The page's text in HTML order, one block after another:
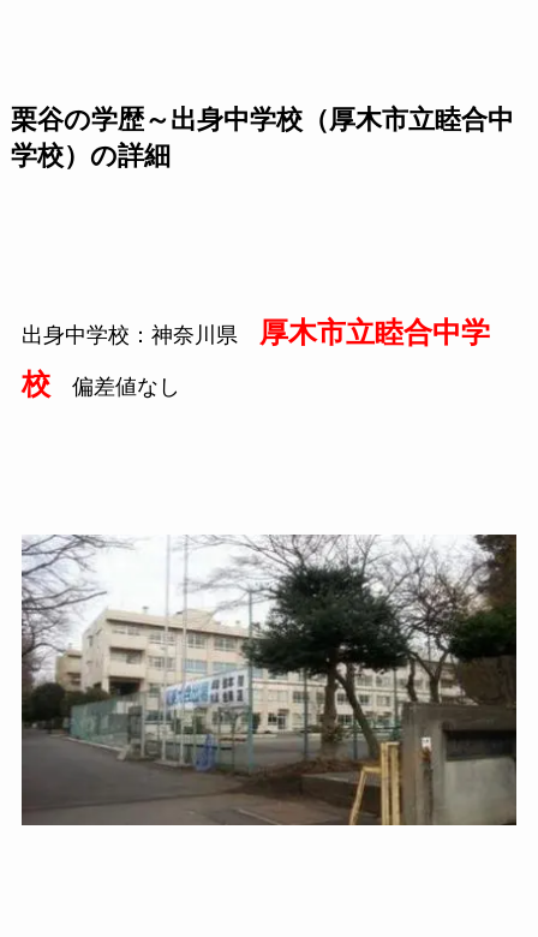
栗谷の学歴～出身中学校（厚木市立睦合中
学校）の詳細
出身中学校：神奈川県 厚木市立睦合中学
校偏差値なし